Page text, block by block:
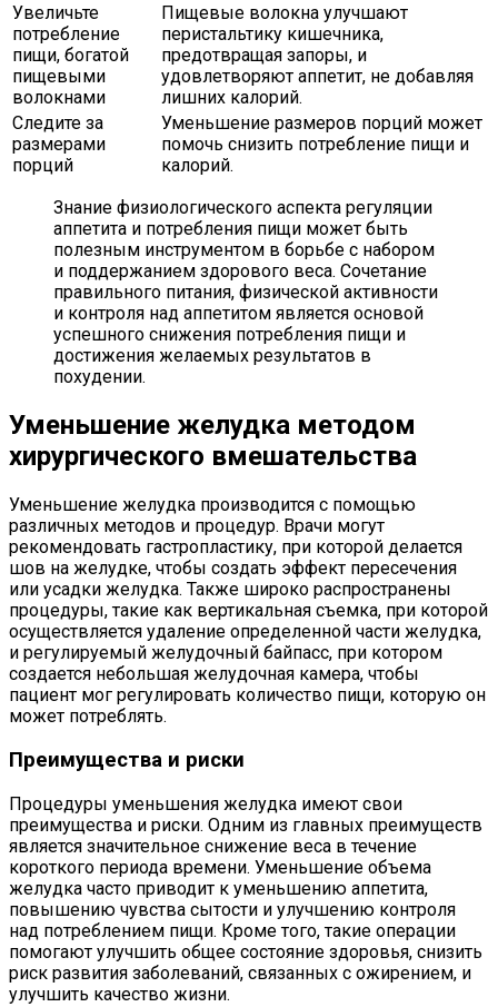
Увеличьте
потребление
пищи, богатой
пищевыми
волокнами
Пищевые волокна улучшают
перистальтику кишечника,
предотвращая запоры, и
удовлетворяют аппетит, не добавляя
лишних калорий.
Следите за
размерами
порций
Уменьшение размеров порций может
помочь снизить потребление пищи и
калорий.
Знание физиологического аспекта регуляции
аппетита и потребления пищи может быть
полезным инструментом в борьбе с набором
и поддержанием здорового веса. Сочетание
правильного питания, физической активности
и контроля над аппетитом является основой
успешного снижения потребления пищи и
достижения желаемых результатов в
похудении.
Уменьшение желудка методом
хирургического вмешательства
Уменьшение желудка производится с помощью
различных методов и процедур. Врачи могут
рекомендовать гастропластику, при которой делается
шов на желудке, чтобы создать эффект пересечения
или усадки желудка. Также широко распространены
процедуры, такие как вертикальная съемка, при которой
осуществляется удаление определенной части желудка,
и регулируемый желудочный байпасс, при котором
создается небольшая желудочная камера, чтобы
пациент мог регулировать количество пищи, которую он
может потреблять.
Преимущества и риски
Процедуры уменьшения желудка имеют свои
преимущества и риски. Одним из главных преимуществ
является значительное снижение веса в течение
короткого периода времени. Уменьшение объема
желудка часто приводит к уменьшению аппетита,
повышению чувства сытости и улучшению контроля
над потреблением пищи. Кроме того, такие операции
помогают улучшить общее состояние здоровья, снизить
риск развития заболеваний, связанных с ожирением, и
улучшить качество жизни.